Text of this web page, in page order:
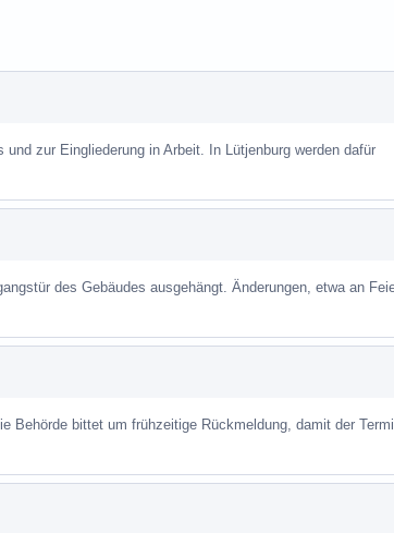
zur Eingliederung in Arbeit. In Lütjenburg werden dafür
des Gebäudes ausgehängt. Änderungen, etwa an
Behörde bittet um frühzeitige Rückmeldung, damit der